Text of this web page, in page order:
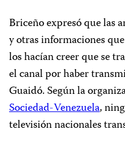
Briceño expresó que las
y otras informaciones
los hacían creer que se
el canal por haber
Guaidó. Según la
Sociedad-Venezuela,
televisión nacionales